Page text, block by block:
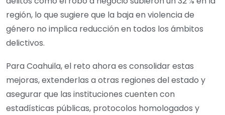
región, lo que sugiere que la baja en violencia de
género no implica reducción en todos los ámbitos
delictivos.
Para Coahuila, el reto ahora es consolidar estas
mejoras, extenderlas a otras regiones del estado y
asegurar que las instituciones cuenten con
estadísticas públicas, protocolos homologados y